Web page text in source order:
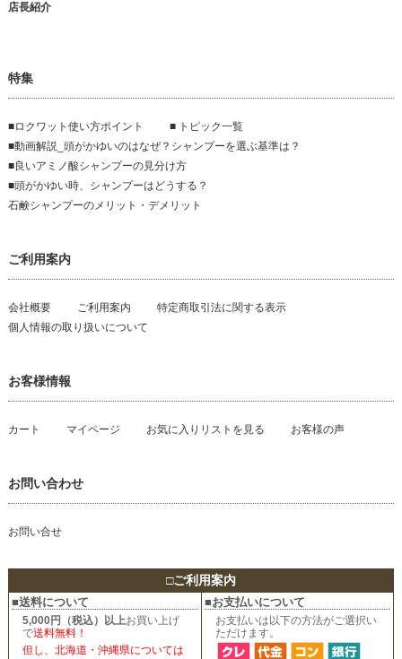
店長紹介
特集
■ロクワット使い方ポイント
■ トピック一覧
■動画解説_頭がかゆいのはなぜ？シャンプーを選ぶ基準は？
■良いアミノ酸シャンプーの見分け方
■頭がかゆい時、シャンプーはどうする？
石鹸シャンプーのメリット・デメリット
ご利用案内
会社概要 ご利用案内
特定商取引法に関する表示
個人情報の取り扱いについて
お客様情報
カート マイページ お気に入りリストを見る お客様の声
お問い合わせ
お問い合せ
□ご利用案内
■送料について
5,000円（税込）以上お買い上げ
で送料無料！
但し、北海道・沖縄県については
■お支払いについて
お支払いは以下の方法がご選択い
ただけます。